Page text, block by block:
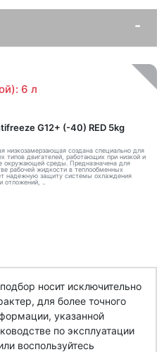
6 л
G12+ (-40) RED 5kg
создана специально для
типов двигателей, работающих при низкой и
окружающей среды. Предназначена для
рабочей жидкости в теплообменных
надежную защиту системы охлаждения
отложений, ..
носит исключительно
для более точного
указанной
по эксплуатации
воспользуйтесь